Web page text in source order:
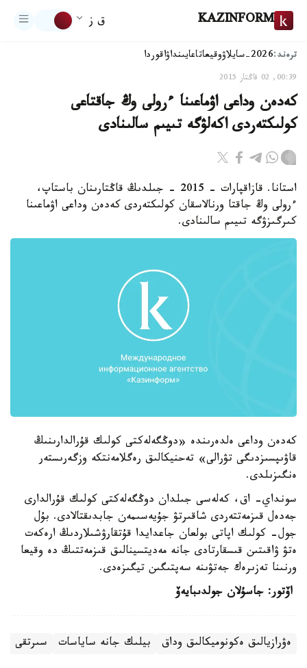
KAZINFORM ق ز
ترەند:2026-سايلاۋ وقيعاتاعايىنداۋاقوردا
00:39, 02 قاڭتار 2015
كەدەن وداعى اۋماعىنا ءرولى وڭ جاقتاعى
كولىكتەردى اكەلۋگە تىيىم سالىنادى
استانا. قازاقپارات - 2015 - جىلدىڭ قاڭتارىنان باستاپ،
ءرولى وڭ جاقتا ورنالاسقان كولىكتەردى كەدەن وداعى اۋماعىنا
كىرگىزۋگە تىيىم سالىنادى.
كەدەن وداعى ەلدەرىندە «دوڭگەلەكتى كولىك قۇرالدارىنىڭ
قاۋىپسىزدىگى تۋرالى» تەحنيكالىق رەگلامەنتكە وزگەرىستەر
ەنگىزىلدى.
سونداي- اق، كەلەسى جىلدان دوڭگەلەكتى كولىك قۇرالدارى
جەدەل قىزمەتتەردى شاقىرتۋ جۇيەسىمەن جابدىقتالادى. بۇل
جول- كولىك اپاتى بولعان جاعدايدا قۇتقارۋشىلاردىڭ ارەكەت
ەتۋ ۋاقىتىن قىسقارتادى جانە مەديتسينالىق قىزمەتتىڭ دە وقيعا
ورنىنا تەزىرەك جەتۋىنە سەپتىگىن تيگىزەدى.
اۆتور: جاسۇلان جولدىبايەۆ
ەۋرازيالىق ەكونوميكالىق وداق بيلىك جانە ساياسات سىرتقى